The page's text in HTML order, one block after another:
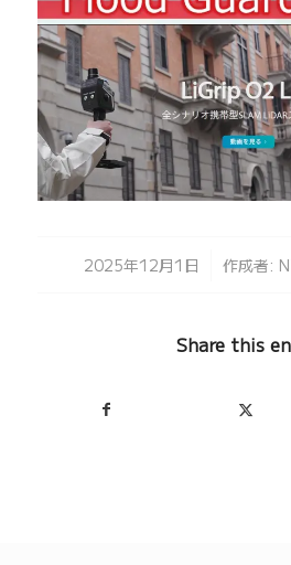
2025年12月1日
/ 作成者:
Share this